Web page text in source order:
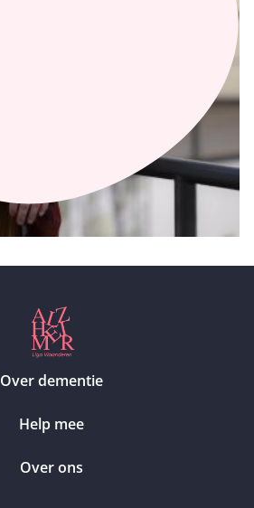
Over dementie
Help mee
Over ons